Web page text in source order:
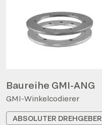
Baureihe GMI-ANG
GMI-Winkelcodierer
ABSOLUTER DREHGEBER